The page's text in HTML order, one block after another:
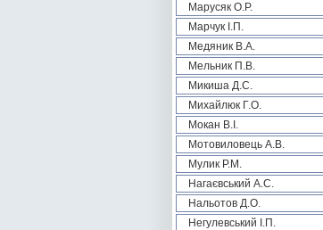
Марусяк О.Р.
Марчук І.П.
Медяник В.А.
Мельник П.В.
Микиша Д.С.
Михайлюк Г.О.
Мокан В.І.
Мотовиловець А.В.
Мулик Р.М.
Нагаєвський А.С.
Нальотов Д.О.
Негулевський І.П.